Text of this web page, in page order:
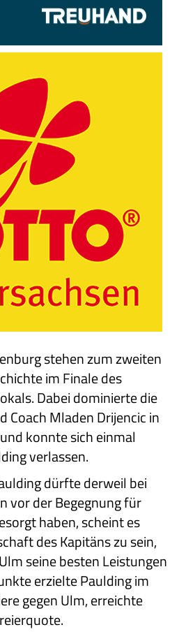
stehen zum zweiten
im Finale des
Dabei dominierte die
Coach Mladen Drijencic in
konnte sich einmal
verlassen.
dürfte derweil bei
vor der Begegnung für
haben, scheint es
des Kapitäns zu sein,
seine besten Leistungen
erzielte Paulding im
gegen Ulm, erreichte